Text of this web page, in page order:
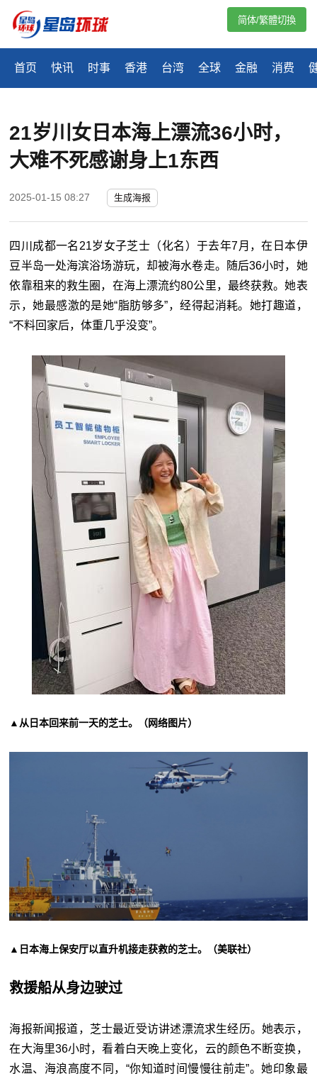
首页 快讯 时事 香港 台湾 全球 金融 消费
简体/繁體切換
21岁川女日本海上漂流36小时，
大难不死感谢身上1东西
2025-01-15 08:27 生成海报
四川成都一名21岁女子芝士（化名）于去年7月，在日本伊
豆半岛一处海滨浴场游玩，却被海水卷走。随后36小时，她
依靠租来的救生圈，在海上漂流约80公里，最终获救。她表
示，她最感激的是她“脂肪够多”，经得起消耗。她打趣道，
“不料回家后，体重几乎没变”。
▲从日本回来前一天的芝士。（网络图片）
▲日本海上保安厅以直升机接走获救的芝士。（美联社）
救援船从身边驶过
海报新闻报道，芝士最近受访讲述漂流求生经历。她表示，
在大海里36小时，看着白天晚上变化，云的颜色不断变换，
水温、海浪高度不同，“你知道时间慢慢往前走”。她印象最